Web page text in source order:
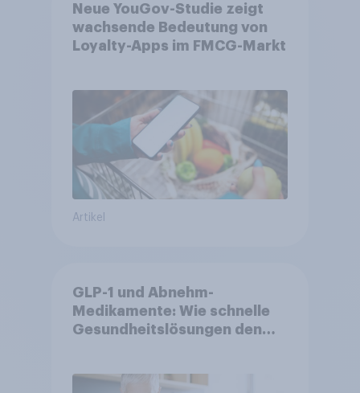
Neue YouGov-Studie zeigt
wachsende Bedeutung von
Loyalty-Apps im FMCG-Markt
Artikel
GLP-1 und Abnehm-
Medikamente: Wie schnelle
Gesundheitslösungen den